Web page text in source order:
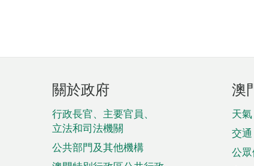
頁
腳
菜
單
關於政府
行政長官、主要官員、
立法和司法機關
公共部門及其他機構
澳
天氣
交通
公